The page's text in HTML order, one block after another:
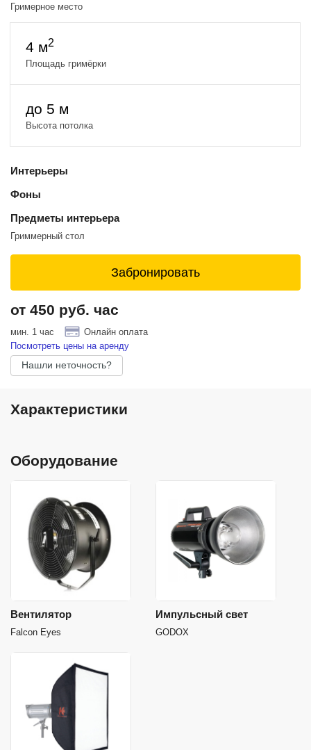
Гримерное место
4 м2
Площадь гримёрки
до 5 м
Высота потолка
Интерьеры
Фоны
Предметы интерьера
Гриммерный стол
Забронировать
от 450 руб. час
мин. 1 час
Онлайн оплата
Посмотреть цены на аренду
Нашли неточность?
Характеристики
Оборудование
Вентилятор
Falcon Eyes
Импульсный свет
GODOX